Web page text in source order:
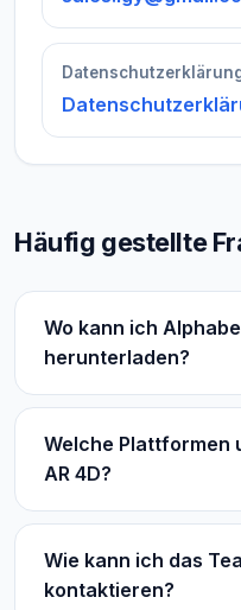
Häufig gestellte
Wo kann ich
herunterladen?
Welche Plattformen
AR 4D?
Wie kann ich das
kontaktieren?